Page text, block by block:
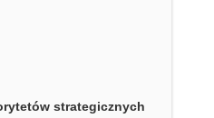
strategicznych